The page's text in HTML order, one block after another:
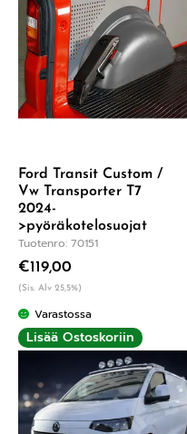
Ford Transit Custom /
Vw Transporter T7
2024-
>pyöräkotelosuojat
Tuotenro: 70151
€119,00
(Sis. Alv 25,5%)
Varastossa
Lisää Ostoskoriin